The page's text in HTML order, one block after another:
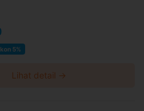
5%
Lihat detail →